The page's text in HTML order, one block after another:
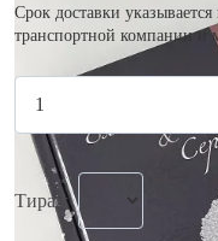
Срок доставки
транспортной компании и
Тираж